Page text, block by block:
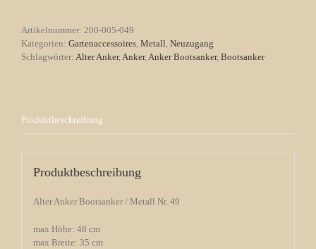
Artikelnummer: 200-005-049
Kategorien: Gartenaccessoires Metall Neuzugang
Schlagwörter: Alter Anker, Anker, Anker Bootsanker, Bootsanker
Produktbeschreibung
Produktbeschreibung
Alter Anker Bootsanker / Metall Nr. 49
max Höhe: 48 cm
max Breite: 35 cm